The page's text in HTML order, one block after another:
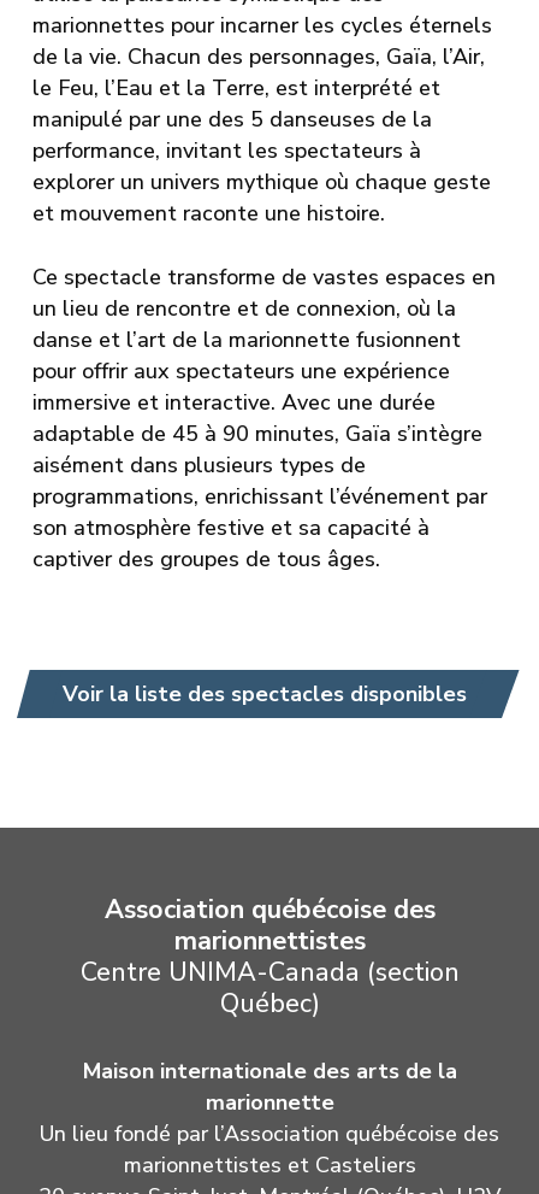
marionnettes pour incarner les cycles éternels
de la vie. Chacun des personnages, Gaïa, l’Air,
le Feu, l’Eau et la Terre, est interprété et
manipulé par une des 5 danseuses de la
performance, invitant les spectateurs à
explorer un univers mythique où chaque geste
et mouvement raconte une histoire.
Ce spectacle transforme de vastes espaces en
un lieu de rencontre et de connexion, où la
danse et l’art de la marionnette fusionnent
pour offrir aux spectateurs une expérience
immersive et interactive. Avec une durée
adaptable de 45 à 90 minutes, Gaïa s’intègre
aisément dans plusieurs types de
programmations, enrichissant l’événement par
son atmosphère festive et sa capacité à
captiver des groupes de tous âges.
Voir la liste des spectacles disponibles
Association québécoise des
marionnettistes
Centre UNIMA-Canada (section
Québec)
Maison internationale des arts de la
marionnette
Un lieu fondé par l’Association québécoise des
marionnettistes et Casteliers